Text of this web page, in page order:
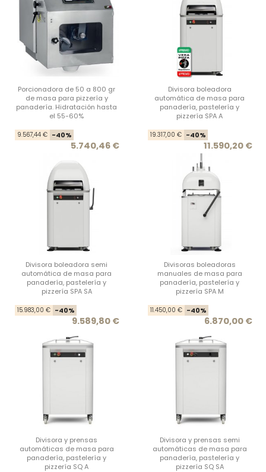
Porcionadora de 50 a 800 gr
de masa para pizzería y
panadería. Hidratación hasta
el 55-60%
Precio base
9.567,44 € -40%
5.740,46 €
Divisora boleadora
automática de masa para
panadería, pastelería y
pizzería SPA A
19.317,00 € -40%
11.590,20 €
Divisora boleadora semi
automática de masa para
panadería, pastelería y
pizzería SPA SA
Precio base
15.983,00 € -40%
9.589,80 €
Divisoras boleadoras
manuales de masa para
panadería, pastelería y
pizzería SPA M
11.450,00 € -40%
6.870,00 €
Divisora y prensas
automáticas de masa para
panadería, pastelería y
pizzería SQ A
Divisora y prensas semi
automáticas de masa para
panadería, pastelería y
pizzería SQ SA